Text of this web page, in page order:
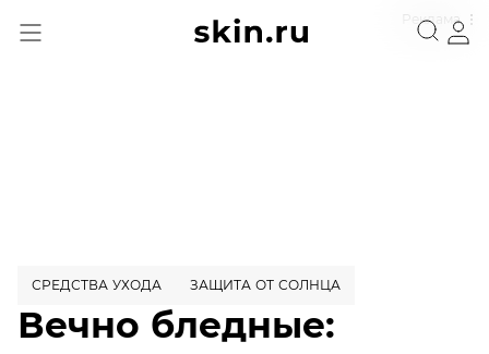
Реклама
СРЕДСТВА УХОДА ЗАЩИТА ОТ СОЛНЦА
Вечно бледные: